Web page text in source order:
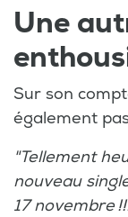
Une
Sur son
également
"Tellement
nouveau
17 novembre